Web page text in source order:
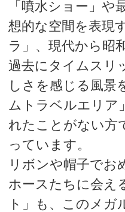
「噴水ショー」や
想的な空間を表現
ラ」、現代から昭
過去にタイムスリ
しさを感じる風景
ムトラベルエリア
れたことがない方
っています。
リボンや帽子でお
ホースたちに会え
ト」も、このメガ